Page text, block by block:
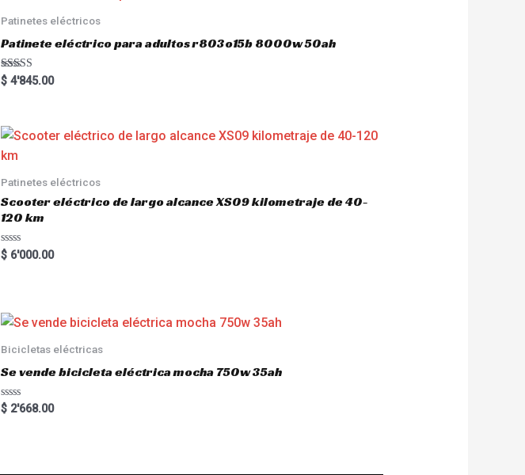
Patinetes eléctricos
Patinete eléctrico para adultos r803o15b 8000w 50ah
Rated
5.00
$ 4'845.00
Patinetes eléctricos
Scooter eléctrico de largo alcance XS09 kilometraje de 40-
120 km
R
a
o
u
o
f
5
$ 6'000.00
Bicicletas eléctricas
Se vende bicicleta eléctrica mocha 750w 35ah
R
a
$ 2'668.00